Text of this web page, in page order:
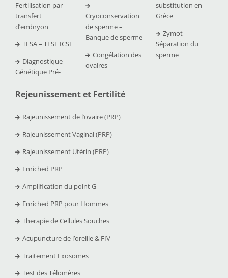
Fertilisation par
transfert
d’embryon
TESA – TESE ICSI
Diagnostique
Génétique Pré-
Cryoconservation
de sperme –
Banque de sperme
Congélation des
ovaires
substitution en
Grèce
Zymot –
Séparation du
sperme
Rejeunissement et Fertilité
Rajeunissement de l’ovaire (PRP)
Rajeunissement Vaginal (PRP)
Rajeunissement Utérin (PRP)
Enriched PRP
Amplification du point G
Enriched PRP pour Hommes
Therapie de Cellules Souches
Acupuncture de l’oreille & FIV
Traitement Exosomes
Test des Télomères